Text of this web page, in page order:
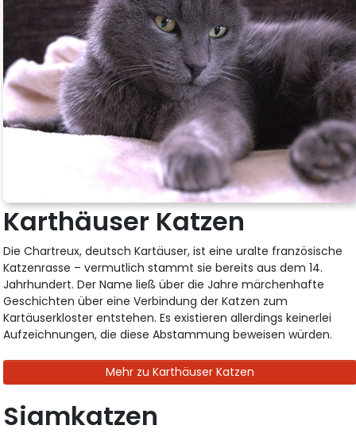
Karthäuser Katzen
Die Chartreux, deutsch Kartäuser, ist eine uralte französische
Katzenrasse – vermutlich stammt sie bereits aus dem 14.
Jahrhundert. Der Name ließ über die Jahre märchenhafte
Geschichten über eine Verbindung der Katzen zum
Kartäuserkloster entstehen. Es existieren allerdings keinerlei
Aufzeichnungen, die diese Abstammung beweisen würden.
Mehr zu Karthäuser Katzen
Siamkatzen